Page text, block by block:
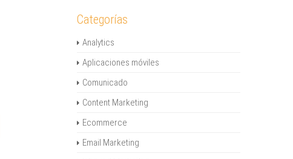
Categorías
Analytics
Aplicaciones móviles
Comunicado
Content Marketing
Ecommerce
Email Marketing